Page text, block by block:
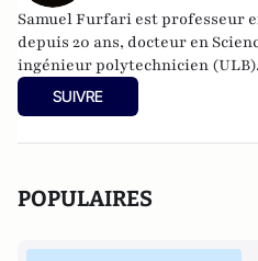
Samuel Furfari est professeur
depuis 20 ans, docteur en
ingénieur polytechnicien
ans haut fonctionnaire à la
de la Commission européenne.
SUIVRE
POPULAIRES